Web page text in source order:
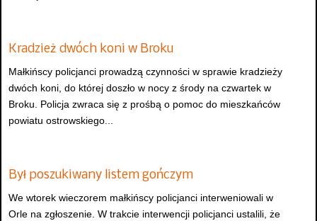
Kradzież dwóch koni w Broku
Małkińscy policjanci prowadzą czynności w sprawie kradzieży
dwóch koni, do której doszło w nocy z środy na czwartek w
Broku. Policja zwraca się z prośbą o pomoc do mieszkańców
powiatu ostrowskiego...
Był poszukiwany listem gończym
We wtorek wieczorem małkińscy policjanci interweniowali w
Orle na zgłoszenie. W trakcie interwencji policjanci ustalili, że